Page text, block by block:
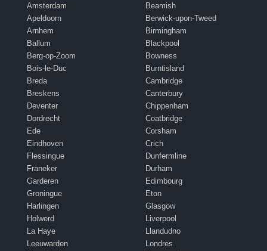
Amsterdam
Apeldoorn
Arnhem
Ballum
Berg-op-Zoom
Bois-le-Duc
Breda
Breskens
Deventer
Dordrecht
Ede
Eindhoven
Flessingue
Franeker
Garderen
Groningue
Harlingen
Holwerd
La Haye
Leeuwarden
Beamish
Berwick-upon-Tweed
Birmingham
Blackpool
Bowness
Burntisland
Cambridge
Canterbury
Chippenham
Coatbridge
Corsham
Crich
Dunfermline
Durham
Edimbourg
Eton
Glasgow
Liverpool
Llandudno
Londres